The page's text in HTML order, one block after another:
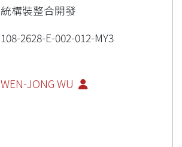
統構裝整合開發
108-2628-E-002-012-MY3
WEN-JONG WU